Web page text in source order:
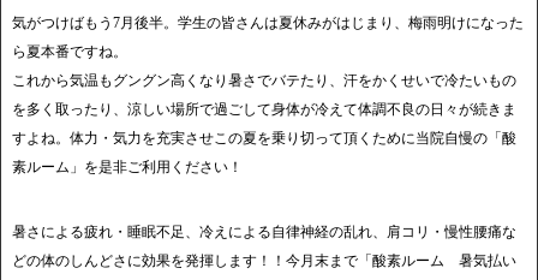
気がつけばもう7月後半。学生の皆さんは夏休みがはじまり、梅雨明けになった
ら夏本番ですね。
これから気温もグングン高くなり暑さでバテたり、汗をかくせいで冷たいもの
を多く取ったり、涼しい場所で過ごして身体が冷えて体調不良の日々が続きま
すよね。体力・気力を充実させこの夏を乗り切って頂くために当院自慢の「酸
素ルーム」を是非ご利用ください！
暑さによる疲れ・睡眠不足、冷えによる自律神経の乱れ、肩コリ・慢性腰痛な
どの体のしんどさに効果を発揮します！！今月末まで「酸素ルーム 暑気払い